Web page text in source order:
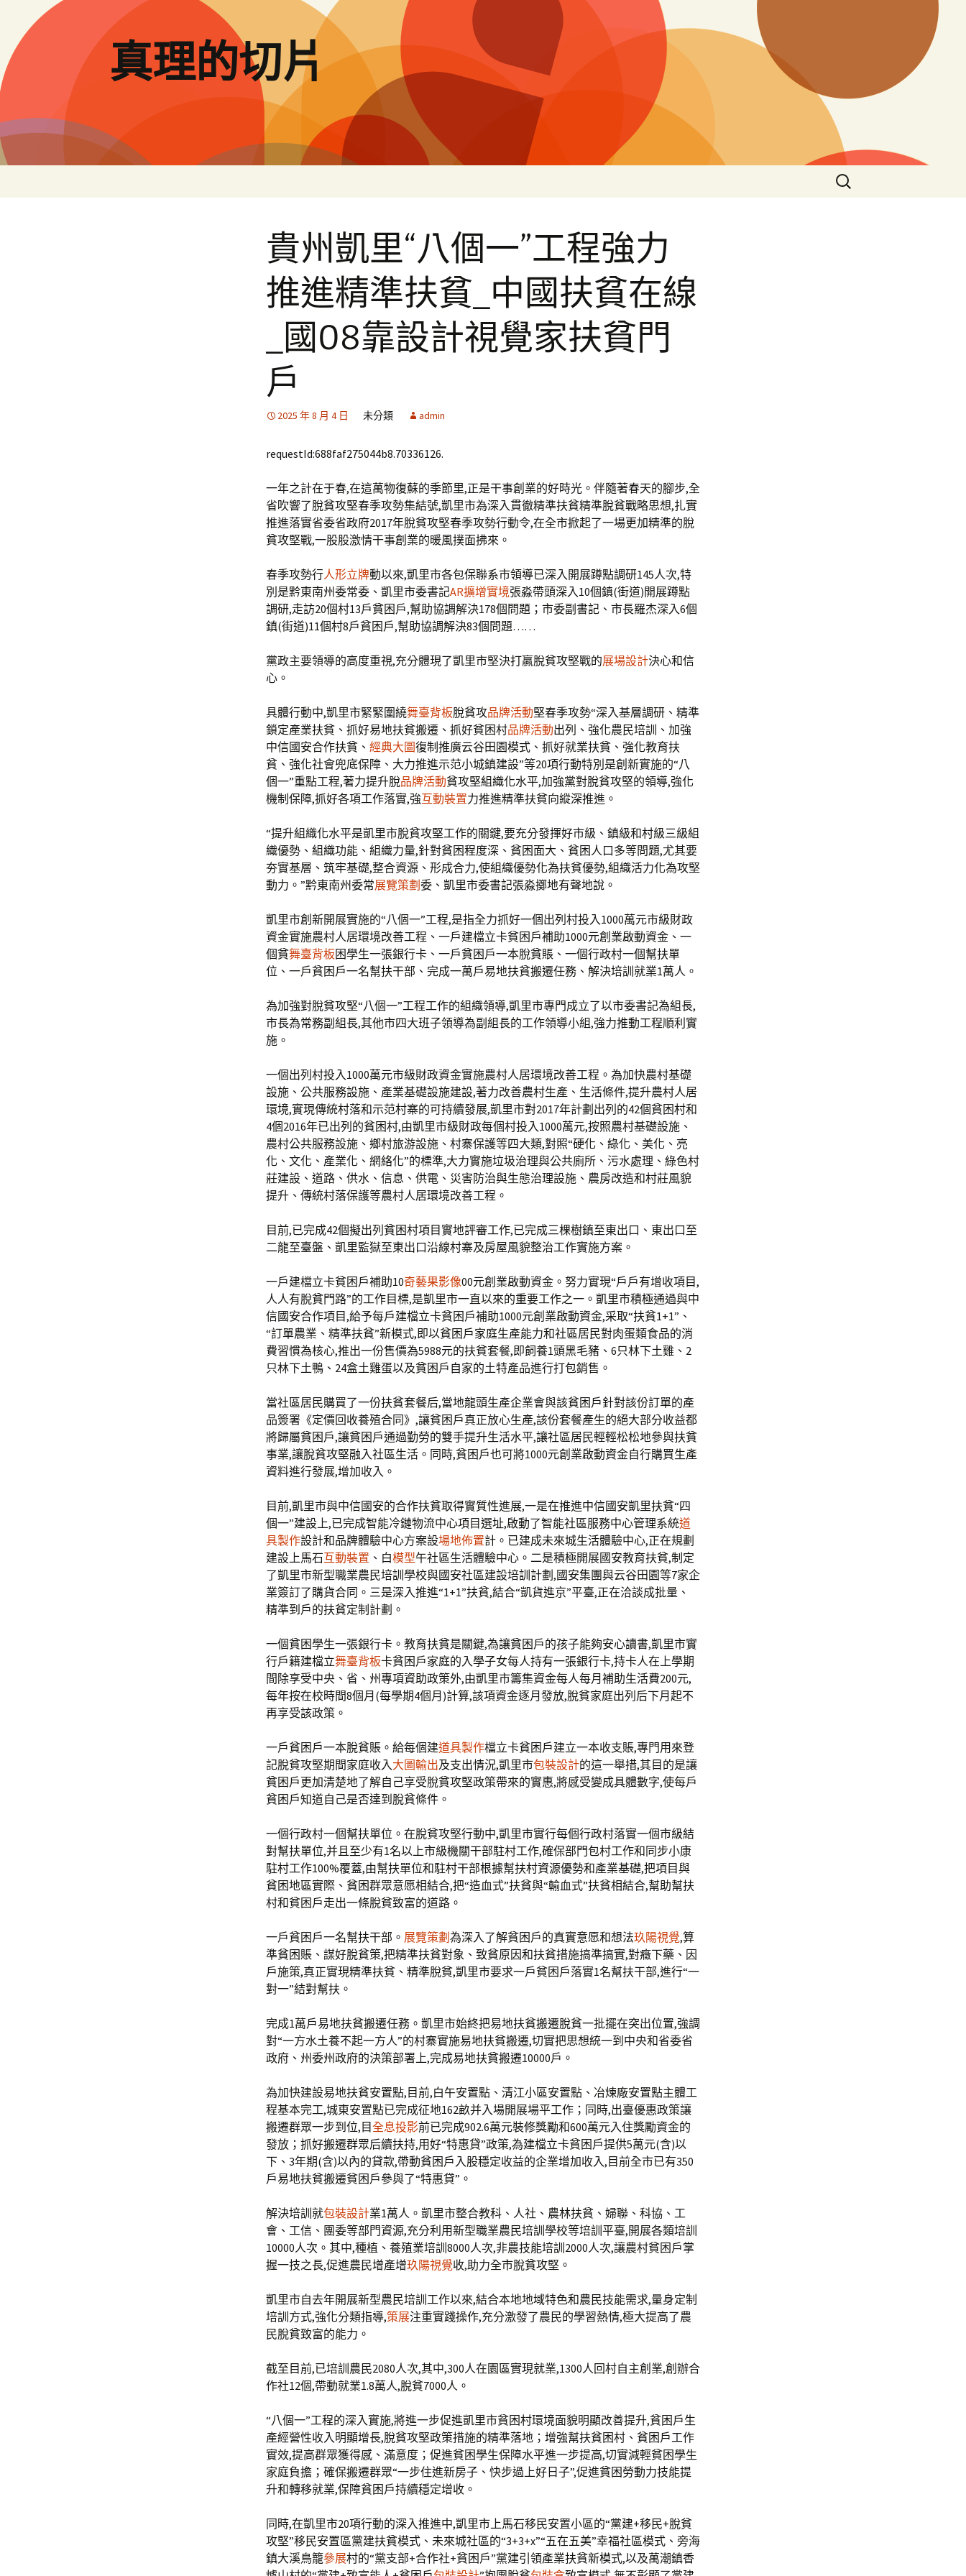
要
內
容
真理的切片
搜
尋
貴州凱里“八個一”工程強力
推進精準扶貧_中國扶貧在線
_國08靠設計視覺家扶貧門
戶
2025 年 8 月 4 日 未分類 admin
requestId:688faf275044b8.70336126.
一年之計在于春,在這萬物復蘇的季節里,正是干事創業的好時光。伴隨著春天的腳步,全
省吹響了脫貧攻堅春季攻勢集結號,凱里市為深入貫徹精準扶貧精準脫貧戰略思想,扎實
推進落實省委省政府2017年脫貧攻堅春季攻勢行動令,在全市掀起了一場更加精準的脫
貧攻堅戰,一股股激情干事創業的暖風撲面拂來。
春季攻勢行人形立牌動以來,凱里市各包保聯系市領導已深入開展蹲點調研145人次,特
別是黔東南州委常委、凱里市委書記AR擴增實境張淼帶頭深入10個鎮(街道)開展蹲點
調研,走訪20個村13戶貧困戶,幫助協調解決178個問題；市委副書記、市長羅杰深入6個
鎮(街道)11個村8戶貧困戶,幫助協調解決83個問題……
黨政主要領導的高度重視,充分體現了凱里市堅決打贏脫貧攻堅戰的展場設計決心和信
心。
具體行動中,凱里市緊緊圍繞舞臺背板脫貧攻品牌活動堅春季攻勢“深入基層調研、精準
鎖定產業扶貧、抓好易地扶貧搬遷、抓好貧困村品牌活動出列、強化農民培訓、加強
中信國安合作扶貧、 經典大圖復制推廣云谷田園模式、抓好就業扶貧、強化教育扶
貧、強化社會兜底保障、大力推進示范小城鎮建設”等20項行動特別是創新實施的“八
個一”重點工程,著力提升脫品牌活動貧攻堅組織化水平,加強黨對脫貧攻堅的領導,強化
機制保障,抓好各項工作落實,強互動裝置力推進精準扶貧向縱深推進。
“提升組織化水平是凱里市脫貧攻堅工作的關鍵,要充分發揮好市級、鎮級和村級三級組
織優勢、組織功能、組織力量,針對貧困程度深、貧困面大、貧困人口多等問題,尤其要
夯實基層、筑牢基礎,整合資源、形成合力,使組織優勢化為扶貧優勢,組織活力化為攻堅
動力。”黔東南州委常展覽策劃 委、凱里市委書記張淼擲地有聲地說。
凱里市創新開展實施的“八個一”工程,是指全力抓好一個出列村投入1000萬元市級財政
資金實施農村人居環境改善工程、一戶建檔立卡貧困戶補助1000元創業啟動資金、一
個貧舞臺背板困學生一張銀行卡、一戶貧困戶一本脫貧賬、一個行政村一個幫扶單
位、一戶貧困戶一名幫扶干部、完成一萬戶易地扶貧搬遷任務、解決培訓就業1萬人。
為加強對脫貧攻堅“八個一”工程工作的組織領導,凱里市專門成立了以市委書記為組長,
市長為常務副組長,其他市四大班子領導為副組長的工作領導小組,強力推動工程順利實
施。
一個出列村投入1000萬元市級財政資金實施農村人居環境改善工程。為加快農村基礎
設施、公共服務設施、產業基礎設施建設,著力改善農村生產、生活條件,提升農村人居
環境,實現傳統村落和示范村寨的可持續發展,凱里市對2017年計劃出列的42個貧困村和
4個2016年已出列的貧困村,由凱里市級財政每個村投入1000萬元,按照農村基礎設施、
農村公共服務設施、鄉村旅游設施、村寨保護等四大類,對照“硬化、綠化、美化、亮
化、文化、產業化、網絡化”的標準,大力實施垃圾治理與公共廁所、污水處理、綠色村
莊建設、道路、供水、信息、供電、災害防治與生態治理設施、農房改造和村莊風貌
提升、傳統村落保護等農村人居環境改善工程。
目前,已完成42個擬出列貧困村項目實地評審工作,已完成三棵樹鎮至東出口、東出口至
二龍至臺盤、凱里監獄至東出口沿線村寨及房屋風貌整治工作實施方案。
一戶建檔立卡貧困戶補助10奇藝果影像00元創業啟動資金。努力實現“戶戶有增收項目,
人人有脫貧門路”的工作目標,是凱里市一直以來的重要工作之一。凱里市積極通過與中
信國安合作項目,給予每戶建檔立卡貧困戶補助1000元創業啟動資金,采取“扶貧1+1”、
“訂單農業、精準扶貧”新模式,即以貧困戶家庭生產能力和社區居民對肉蛋類食品的消
費習慣為核心,推出一份售價為5988元的扶貧套餐,即飼養1頭黑毛豬、6只林下土雞、2
只林下土鴨、24盒土雞蛋以及貧困戶自家的土特產品進行打包銷售。
當社區居民購買了一份扶貧套餐后,當地龍頭生產企業會與該貧困戶針對該份訂單的產
品簽署《定價回收養殖合同》,讓貧困戶真正放心生產,該份套餐產生的絕大部分收益都
將歸屬貧困戶,讓貧困戶通過勤勞的雙手提升生活水平,讓社區居民輕輕松松地參與扶貧
事業,讓脫貧攻堅融入社區生活。同時,貧困戶也可將1000元創業啟動資金自行購買生產
資料進行發展,增加收入。
目前,凱里市與中信國安的合作扶貧取得實質性進展,一是在推進中信國安凱里扶貧“四
個一”建設上,已完成智能冷鏈物流中心項目選址,啟動了智能社區服務中心管理系統道
具製作設計和品牌體驗中心方案設場地佈置計。已建成未來城生活體驗中心,正在規劃
建設上馬石互動裝置 、白模型午社區生活體驗中心。二是積極開展國安教育扶貧,制定
了凱里市新型職業農民培訓學校與國安社區建設培訓計劃,國安集團與云谷田園等7家企
業簽訂了購貨合同。三是深入推進“1+1”扶貧,結合“凱貨進京”平臺,正在洽談成批量、
精準到戶的扶貧定制計劃。
一個貧困學生一張銀行卡。教育扶貧是關鍵,為讓貧困戶的孩子能夠安心讀書,凱里市實
行戶籍建檔立舞臺背板卡貧困戶家庭的入學子女每人持有一張銀行卡,持卡人在上學期
間除享受中央、省、州專項資助政策外,由凱里市籌集資金每人每月補助生活費200元,
每年按在校時間8個月(每學期4個月)計算,該項資金逐月發放,脫貧家庭出列后下月起不
再享受該政策。
一戶貧困戶一本脫貧賬。給每個建道具製作檔立卡貧困戶建立一本收支賬,專門用來登
記脫貧攻堅期間家庭收入大圖輸出及支出情況,凱里市包裝設計的這一舉措,其目的是讓
貧困戶更加清楚地了解自己享受脫貧攻堅政策帶來的實惠,將感受變成具體數字,使每戶
貧困戶知道自己是否達到脫貧條件。
一個行政村一個幫扶單位。在脫貧攻堅行動中,凱里市實行每個行政村落實一個市級結
對幫扶單位,并且至少有1名以上市級機關干部駐村工作,確保部門包村工作和同步小康
駐村工作100%覆蓋,由幫扶單位和駐村干部根據幫扶村資源優勢和產業基礎,把項目與
貧困地區實際、貧困群眾意愿相結合,把“造血式”扶貧與“輸血式”扶貧相結合,幫助幫扶
村和貧困戶走出一條脫貧致富的道路。
一戶貧困戶一名幫扶干部。 展覽策劃 為深入了解貧困戶的真實意愿和想法玖陽視覺,算
準貧困賬、謀好脫貧策,把精準扶貧對象、致貧原因和扶貧措施搞準搞實,對癥下藥、因
戶施策,真正實現精準扶貧、精準脫貧,凱里市要求一戶貧困戶落實1名幫扶干部,進行“一
對一”結對幫扶。
完成1萬戶易地扶貧搬遷任務。凱里市始終把易地扶貧搬遷脫貧一批擺在突出位置,強調
對“一方水土養不起一方人”的村寨實施易地扶貧搬遷,切實把思想統一到中央和省委省
政府、州委州政府的決策部署上,完成易地扶貧搬遷10000戶。
為加快建設易地扶貧安置點,目前,白午安置點、清江小區安置點、冶煉廠安置點主體工
程基本完工,城東安置點已完成征地162畝并入場開展場平工作；同時,出臺優惠政策讓
搬遷群眾一步到位,目全息投影前已完成902.6萬元裝修獎勵和600萬元入住獎勵資金的
發放；抓好搬遷群眾后續扶持,用好“特惠貸”政策,為建檔立卡貧困戶提供5萬元(含)以
下、3年期(含)以內的貸款,帶動貧困戶入股穩定收益的企業增加收入,目前全市已有350
戶易地扶貧搬遷貧困戶參與了“特惠貸”。
解決培訓就包裝設計業1萬人。凱里市整合教科、人社、農林扶貧、婦聯、科協、工
會、工信、團委等部門資源,充分利用新型職業農民培訓學校等培訓平臺,開展各類培訓
10000人次。其中,種植、養殖業培訓8000人次,非農技能培訓2000人次,讓農村貧困戶掌
握一技之長,促進農民增產增玖陽視覺收,助力全市脫貧攻堅。
凱里市自去年開展新型農民培訓工作以來,結合本地地域特色和農民技能需求,量身定制
培訓方式,強化分類指導,策展注重實踐操作,充分激發了農民的學習熱情,極大提高了農
民脫貧致富的能力。
截至目前,已培訓農民2080人次,其中,300人在園區實現就業,1300人回村自主創業,創辦合
作社12個,帶動就業1.8萬人,脫貧7000人。
“八個一”工程的深入實施,將進一步促進凱里市貧困村環境面貌明顯改善提升,貧困戶生
產經營性收入明顯增長,脫貧攻堅政策措施的精準落地；增強幫扶貧困村、貧困戶工作
實效,提高群眾獲得感、滿意度；促進貧困學生保障水平進一步提高,切實減輕貧困學生
家庭負擔；確保搬遷群眾“一步住進新房子、快步過上好日子”,促進貧困勞動力技能提
升和轉移就業,保障貧困戶持續穩定增收。
同時,在凱里市20項行動的深入推進中,凱里市上馬石移民安置小區的“黨建+移民+脫貧
攻堅”移民安置區黨建扶貧模式、未來城社區的“3+3+x”“五在五美”幸福社區模式、旁海
鎮大溪鳥籠參展村的“黨支部+合作社+貧困戶”黨建引領產業扶貧新模式,以及萬潮鎮香